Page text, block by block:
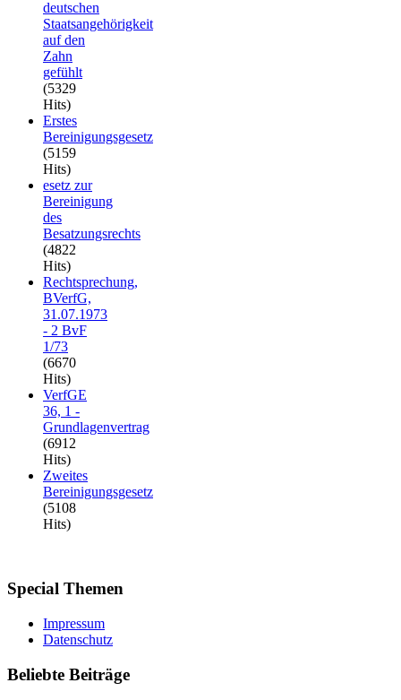
deutschen
Staatsangehörigkeit
auf den
Zahn
gefühlt
(5329
Hits)
Erstes
Bereinigungsgesetz
(5159
Hits)
esetz zur
Bereinigung
des
Besatzungsrechts
(4822
Hits)
Rechtsprechung,
BVerfG,
31.07.1973
- 2 BvF
1/73
(6670
Hits)
VerfGE
36, 1 -
Grundlagenvertrag
(6912
Hits)
Zweites
Bereinigungsgesetz
(5108
Hits)
Special Themen
Impressum
Datenschutz
Beliebte Beiträge